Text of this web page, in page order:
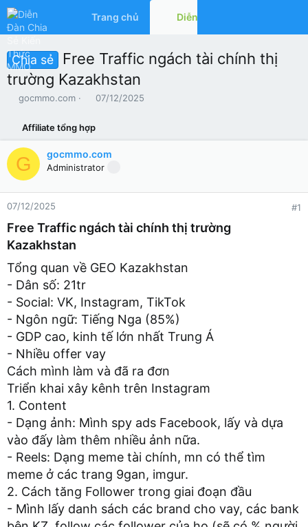
Trang chủ Diễn đàn
Chia sẻ
Free Traffic ngách tài chính thị
trường Kazakhstan
T
e
a
d
s
t
a
r
e
r
gocmmo.com
N
ử
i
07/12/2025
Affiliate tổng hợp
G gocmmo.com
Administrator
07/12/2025 #1
Free Traffic ngách tài chính thị trường
Kazakhstan
Tổng quan về GEO Kazakhstan
- Dân số: 21tr
- Social: VK, Instagram, TikTok
- Ngôn ngữ: Tiếng Nga (85%)
- GDP cao, kinh tế lớn nhất Trung Á
- Nhiều offer vay
Cách mình làm và đã ra đơn
Triển khai xây kênh trên Instagram
1. Content
- Dạng ảnh: Mình spy ads Facebook, lấy và dựa
vào đấy làm thêm nhiều ảnh nữa.
- Reels: Dạng meme tài chính, mn có thể tìm
meme ở các trang 9gan, imgur.
2. Cách tăng Follower trong giai đoạn đầu
- Mình lấy danh sách các brand cho vay, các bank